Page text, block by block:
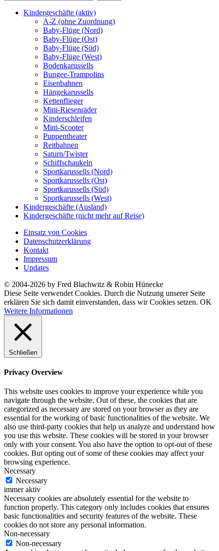
Kindergeschäfte (aktiv)
A-Z (ohne Zuordnung)
Baby-Flüge (Nord)
Baby-Flüge (Ost)
Baby-Flüge (Süd)
Baby-Flüge (West)
Bodenkarussells
Bungee-Trampolins
Eisenbahnen
Hängekarussells
Kettenflieger
Mini-Riesenräder
Kinderschleifen
Mini-Scooter
Puppentheater
Reitbahnen
Saturn/Twister
Schiffschaukeln
Sportkarussells (Nord)
Sportkarussells (Ost)
Sportkarussells (Süd)
Sportkarussells (West)
Kindergeschäfte (Ausland)
Kindergeschäfte (nicht mehr auf Reise)
Einsatz von Cookies
Datenschutzerklärung
Kontakt
Impressum
Updates
© 2004-2026 by Fred Blachwitz & Robin Hünecke
Diese Seite verwendet Cookies. Durch die Nutzung unserer Seite
erklären Sie sich damit einverstanden, dass wir Cookies setzen. OK
Weitere Informationen
Schließen
Privacy Overview
This website uses cookies to improve your experience while you
navigate through the website. Out of these, the cookies that are
categorized as necessary are stored on your browser as they are
essential for the working of basic functionalities of the website. We
also use third-party cookies that help us analyze and understand how
you use this website. These cookies will be stored in your browser
only with your consent. You also have the option to opt-out of these
cookies. But opting out of some of these cookies may affect your
browsing experience.
Necessary
Necessary
immer aktiv
Necessary cookies are absolutely essential for the website to
function properly. This category only includes cookies that ensures
basic functionalities and security features of the website. These
cookies do not store any personal information.
Non-necessary
Non-necessary